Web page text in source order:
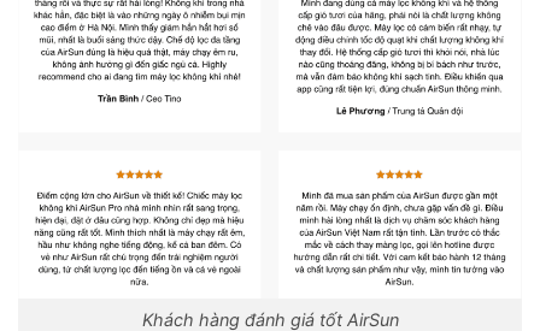
Khách hàng đánh giá tốt AirSun